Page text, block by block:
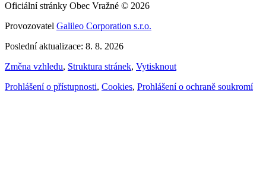
Oficiální stránky Obec Vražné © 2026
Provozovatel Galileo Corporation s.r.o.
Poslední aktualizace: 8. 8. 2026
Změna vzhledu, Struktura stránek, Vytisknout
Prohlášení o přístupnosti, Cookies, Prohlášení o ochraně soukromí